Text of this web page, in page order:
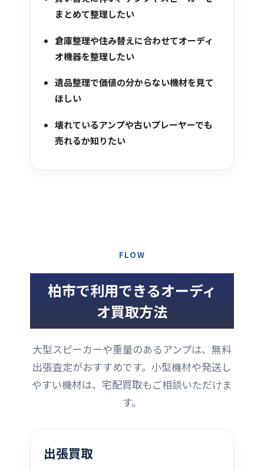
まとめて整理したい
倉庫整理や住み替えに合わせてオーディ
オ機器を整理したい
遺品整理で価値の分からない機材を見て
ほしい
壊れているアンプや古いプレーヤーでも
売れるか知りたい
FLOW
柏市で利用できるオーディ
オ買取方法
大型スピーカーや重量のあるアンプは、無料
出張査定がおすすめです。小型機材や発送し
やすい機材は、宅配買取もご相談いただけま
す。
出張買取